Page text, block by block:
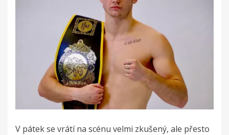
V pátek se vrátí na scénu velmi zkušený, ale přesto